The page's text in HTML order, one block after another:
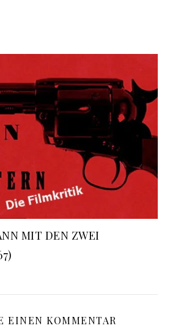
MIT DEN ZWEI
EINEN KOMMENTAR